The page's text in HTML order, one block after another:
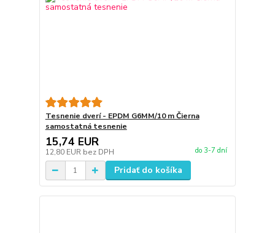
Tesnenie dverí - EPDM G6MM/10 m Čierna
samostatná tesnenie
15,74 EUR
12,80 EUR bez DPH do 3-7 dní
Pridať do košíka